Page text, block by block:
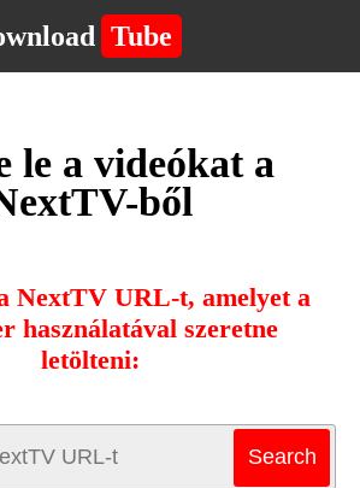
Tube
le a videókat a
ből
NextTV URL-t, amelyet a
használatával szeretne
letölteni: